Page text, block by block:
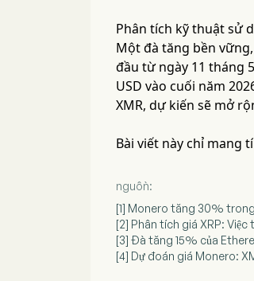
Phân tích kỹ thuật sử
Một đà tăng bền
đầu từ ngày 11 tháng
USD vào cuối năm
XMR, dự kiến sẽ mở
Bài viết này chỉ mang
nguồn:
[1] Monero tăng 30%
[2] Phân tích giá XRP:
[3] Đà tăng 15% của
[4] Dự đoán giá Monero: